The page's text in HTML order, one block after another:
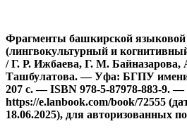
Фрагменты башкирской
(лингвокультурный и
/ Г. Р. Ижбаева, Г. М.
Ташбулатова. — Уфа: БГПУ
207 с. — ISBN 978-5-87978-883-9.
https://e.lanbook.com/book/72555
18.06.2025), для авторизованных